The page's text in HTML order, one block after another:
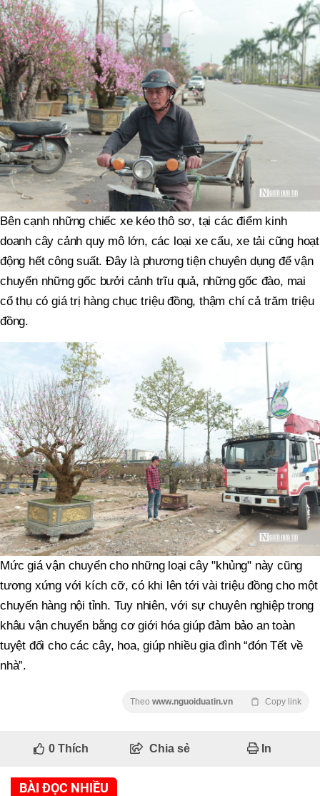
Bên cạnh những chiếc xe kéo thô sơ, tại các điểm kinh
doanh cây cảnh quy mô lớn, các loại xe cẩu, xe tải cũng hoạt
động hết công suất. Đây là phương tiện chuyên dụng để vận
chuyển những gốc bưởi cảnh trĩu quả, những gốc đào, mai
cổ thụ có giá trị hàng chục triệu đồng, thậm chí cả trăm triệu
đồng.
Mức giá vận chuyển cho những loại cây "khủng" này cũng
tương xứng với kích cỡ, có khi lên tới vài triệu đồng cho một
chuyến hàng nội tỉnh. Tuy nhiên, với sự chuyên nghiệp trong
khâu vận chuyển bằng cơ giới hóa giúp đảm bảo an toàn
tuyệt đối cho các cây, hoa, giúp nhiều gia đình “đón Tết về
nhà”.
Theo www.nguoiduatin.vn Copy link
0Thích Chia sẻ In
BÀI ĐỌC NHIỀU